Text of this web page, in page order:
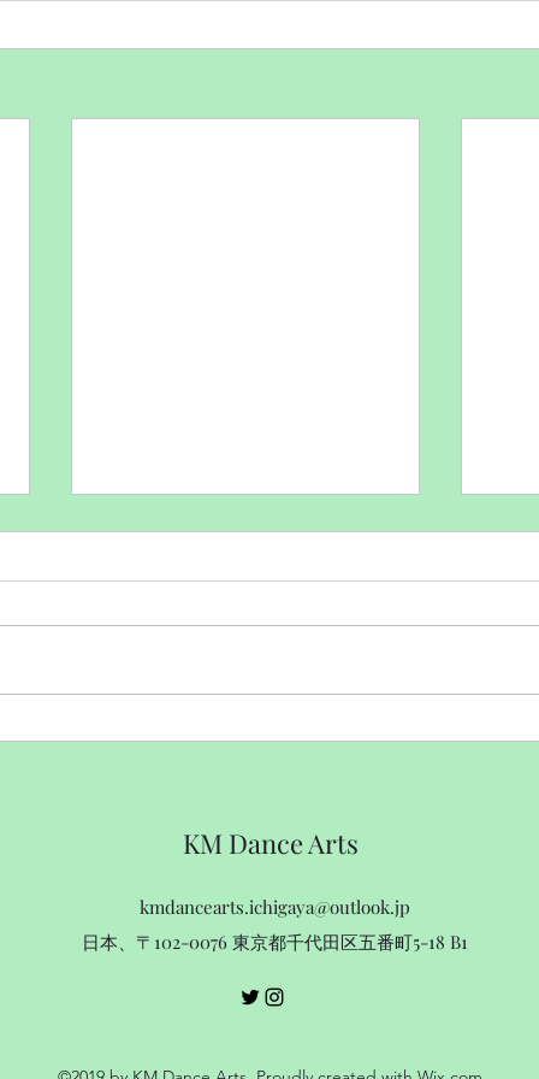
KM Dance Arts
kmdancearts.ichigaya@outlook.jp
日本、〒102-0076 東京都千代田区五番町5-18 B1